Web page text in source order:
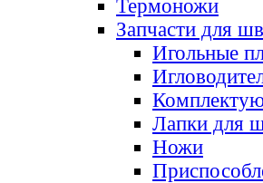
Термоножи
Запчасти для
Игольные
Лапки для
Ножи